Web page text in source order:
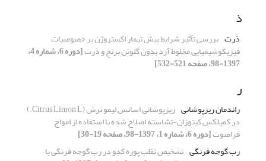
ذ
ذرت بررسی تآثیر شرایط پیش تیمار اکستروژن بر خصوصیات
فیزیکوشیمیایی مخلوط آرد بدون گلوتن برنج و ذرت [دوره 6، شماره 4،
1397-98، صفحه 521-532]
ر
راندمان ریزپوشانی ریزپوشانی اسانس لیمو ترش (Citrus Limon L.)
در کمپلکس کیتوزان-نشاسته اصلاح شده با استفاده از امواج
فراصوت[دوره 6، شماره 1، 1397-98، صفحه 19-30]
رب گوجه فرنگی تشخیص تقلب پوره کدو در رب گوجه فرنگی با